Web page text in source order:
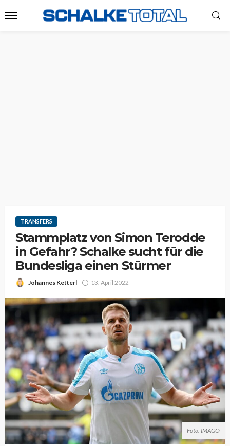
TRANSFERS
Stammplatz von Simon Terodde
in Gefahr? Schalke sucht für die
Bundesliga einen Stürmer
Johannes Ketterl 13. April 2022
Foto: IMAGO